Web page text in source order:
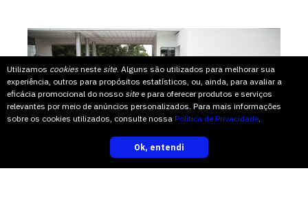
Utilizamos cookiesneste site. Alguns são utilizados para melhorar sua
experiência, outros para propósitos estatísticos, ou, ainda, para avaliar a
eficácia promocional do nosso site e para oferecer produtos e serviços
relevantes por meio de anúncios personalizados. Para mais informações
sobre os cookies utilizados, consulte nossa Política de Privacidade.
Ok, entendi